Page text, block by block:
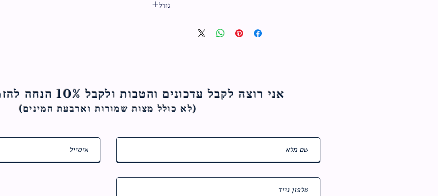
גודל
אני רוצה לקבל עדכונים והטבות ולקבל 10% הנחה להזמנה הראשונה
(לא כולל מצות שמורות וארבעת המינים)